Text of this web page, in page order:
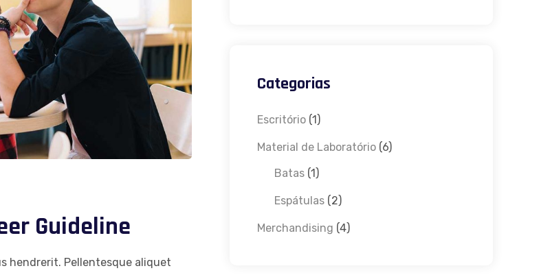
Guideline
hendrerit. Pellentesque aliquet
Categorias
Escritório (1)
Material de Laboratório (6)
Batas (1)
Espátulas (2)
Merchandising (4)